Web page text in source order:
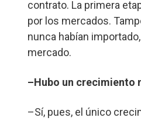
contrato. La primera
por los mercados.
nunca habían
mercado.
–Hubo un crecimiento
–Sí, pues, el único